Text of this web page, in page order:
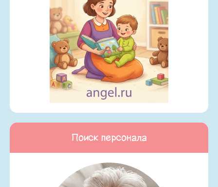
Поиск персонала